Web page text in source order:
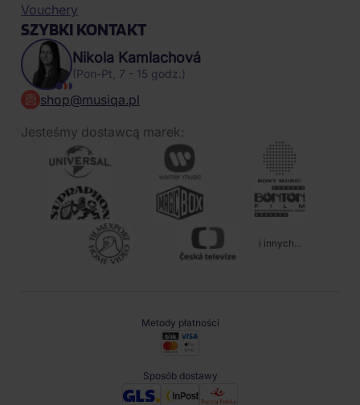
Vouchery
SZYBKI KONTAKT
Nikola Kamlachová
(Pon-Pt, 7 - 15 godz.)
shop@musiqa.pl
Jesteśmy dostawcą marek:
i innych...
Metody płatności
Sposób dostawy